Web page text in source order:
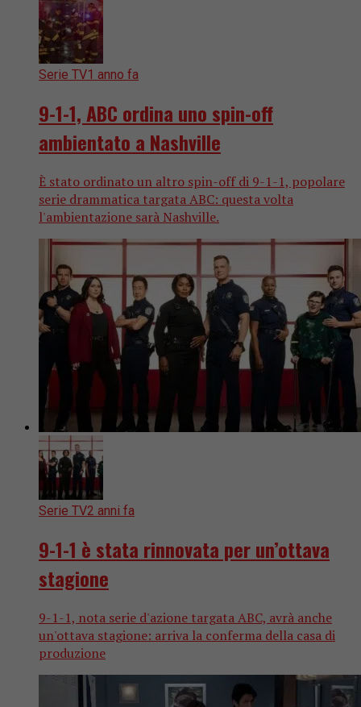
Serie TV1 anno fa
9-1-1, ABC ordina uno spin-off
ambientato a Nashville
È stato ordinato un altro spin-off di 9-1-1, popolare
serie drammatica targata ABC: questa volta
l'ambientazione sarà Nashville.
Serie TV2 anni fa
9-1-1 è stata rinnovata per un’ottava
stagione
9-1-1, nota serie d'azione targata ABC, avrà anche
un'ottava stagione: arriva la conferma della casa di
produzione